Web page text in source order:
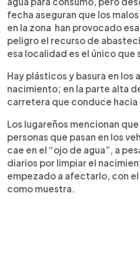
fecha aseguran que los
en la zona han provocado
peligro el recurso de
esa localidad es el único que
Hay plásticos y basura en los
nacimiento; en la parte alta
carretera que conduce hacia
Los lugareños mencionan
personas que pasan en los
cae en el “ojo de agua”, a
diarios por limpiar el
empezado a afectarlo, con
como muestra.